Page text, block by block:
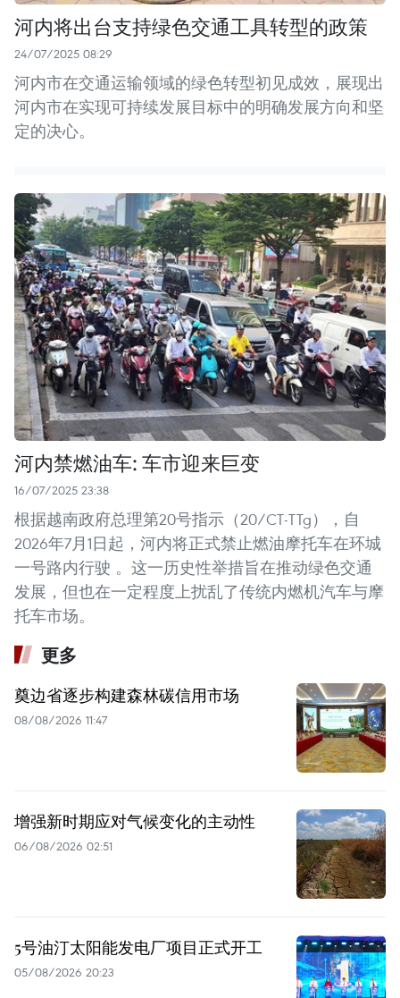
河内将出台支持绿色交通工具转型的政策
24/07/2025 08:29
河内市在交通运输领域的绿色转型初见成效，展现出
河内市在实现可持续发展目标中的明确发展方向和坚
定的决心。
河内禁燃油车: 车市迎来巨变
16/07/2025 23:38
根据越南政府总理第20号指示（20/CT-TTg），自
2026年7月1日起，河内将正式禁止燃油摩托车在环城
一号路内行驶 。这一历史性举措旨在推动绿色交通
发展，但也在一定程度上扰乱了传统内燃机汽车与摩
托车市场。
更多
奠边省逐步构建森林碳信用市场
08/08/2026 11:47
增强新时期应对气候变化的主动性
06/08/2026 02:51
5号油汀太阳能发电厂项目正式开工
05/08/2026 20:23